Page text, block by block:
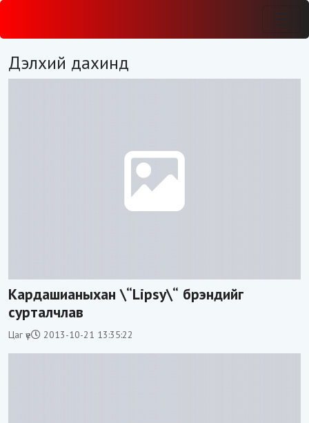
Дэлхий дахинд
Кардашианыхан \“Lipsy\“ брэндийг
сурталчлав
Цаг үе 2013-10-21 13:35:22